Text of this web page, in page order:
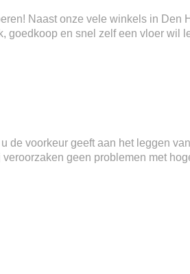
Naast onze vele winkels in
en snel zelf een vloer wil
voorkeur geeft aan het leggen
geen problemen met